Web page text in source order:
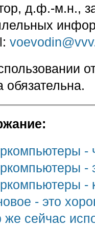
д.ф.-м.н.,
обязательна.
-
-
-
- это
же сейчас